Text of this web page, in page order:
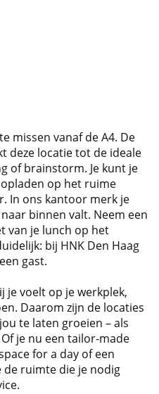
missen vanaf de A4. De
deze locatie tot de ideale
of brainstorm. Je kunt je
op het ruime
In ons kantoor merk je
binnen valt. Neem een
van je lunch op het
bij HNK Den Haag
gast.
je voelt op je werkplek,
Daarom zijn de locaties
te laten groeien – als
je nu een tailor-made
for a day of een
de ruimte die je nodig